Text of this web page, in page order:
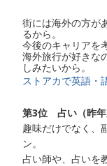
街には海外の方が
るから。
今後のキャリアを
海外旅行が好きな
しみたいから。
ストアカで英語・
第3位 占い（昨
趣味だけでなく、
ン。
占い師や、占いを